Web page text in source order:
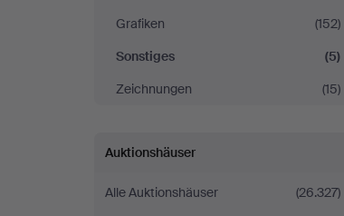
Grafiken
(152)
Sonstiges
(5)
Zeichnungen
(15)
Auktionshäuser
Alle Auktionshäuser
(26.327)